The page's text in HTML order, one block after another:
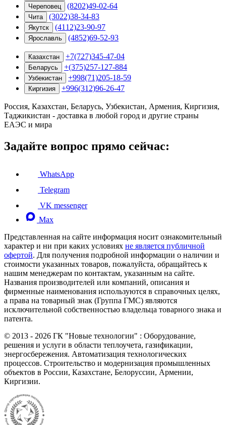
Череповец (8202)49-02-64
Чита (3022)38-34-83
Якутск (4112)23-90-97
Ярославль (4852)69-52-93
Казахстан +7(727)345-47-04
Беларусь +(375)257-127-884
Узбекистан +998(71)205-18-59
Киргизия +996(312)96-26-47
Россия, Казахстан, Беларусь, Узбекистан, Армения, Киргизия,
Таджикистан - доставка в любой город и другие страны
ЕАЭС и мира
Задайте вопрос прямо сейчас:
WhatsApp
Telegram
VK messenger
Max
Представленная на сайте информация носит ознакомительный
характер и ни при каких условиях не является публичной
офертой. Для получения подробной информации о наличии и
стоимости указанных товаров, пожалуйста, обращайтесь к
нашим менеджерам по контактам, указанным на сайте.
Названия производителей или компаний, описания и
фирменные наименования используются в справочных целях,
а права на товарный знак (Группа ГМС) являются
исключительной собственностью владельца товарного знака и
патента.
© 2013 - 2026 ГК "Новые технологии" : Оборудование,
решения и услуги в области теплоучета, газификации,
энергосбережения. Автоматизация технологических
процессов. Строительство и модернизация промышленных
объектов в России, Казахстане, Белоруссии, Армении,
Киргизии.